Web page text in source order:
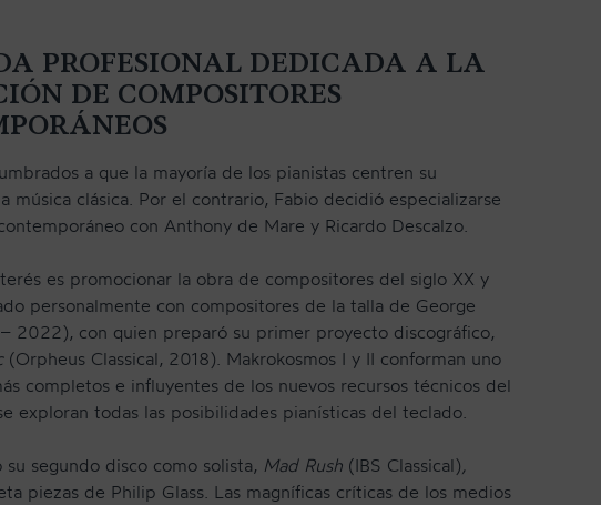
PROFESIONAL DEDICADA A LA
DE COMPOSITORES
a que la mayoría de los pianistas centren su
música clásica. Por el contrario, Fabio decidió especializarse
con Anthony de Mare y Ricardo Descalzo.
es promocionar la obra de compositores del siglo XX y
personalmente con compositores de la talla de George
2022), con quien preparó su primer proyecto discográfico,
(Orpheus Classical, 2018). Makrokosmos I y II conforman uno
completos e influyentes de los nuevos recursos técnicos del
exploran todas las posibilidades pianísticas del teclado.
segundo disco como solista, Mad Rush (IBS Classical),
piezas de Philip Glass. Las magníficas críticas de los medios